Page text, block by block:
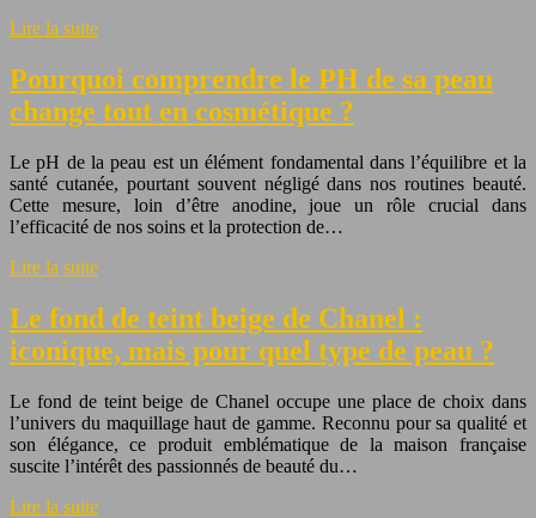
Lire la suite
Pourquoi comprendre le PH de sa peau
change tout en cosmétique ?
Le pH de la peau est un élément fondamental dans l’équilibre et la
santé cutanée, pourtant souvent négligé dans nos routines beauté.
Cette mesure, loin d’être anodine, joue un rôle crucial dans
l’efficacité de nos soins et la protection de…
Lire la suite
Le fond de teint beige de Chanel :
iconique, mais pour quel type de peau ?
Le fond de teint beige de Chanel occupe une place de choix dans
l’univers du maquillage haut de gamme. Reconnu pour sa qualité et
son élégance, ce produit emblématique de la maison française
suscite l’intérêt des passionnés de beauté du…
Lire la suite